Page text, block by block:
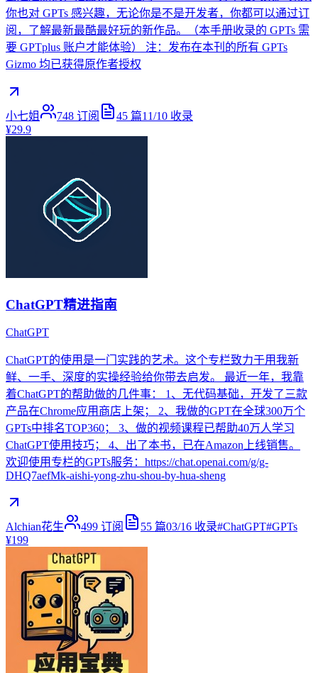
你也对 GPTs 感兴趣，无论你是不是开发者，你都可以通过订
阅，了解最新最酷最好玩的新作品。（本手册收录的 GPTs 需
要 GPTplus 账户才能体验） 注：发布在本刊的所有 GPTs
Gizmo 均已获得原作者授权
小七姐 748 订阅 45 篇11/10 收录
¥29.9
ChatGPT精进指南
ChatGPT
ChatGPT的使用是一门实践的艺术。这个专栏致力于用我新
鲜、一手、深度的实操经验给你带去启发。 最近一年，我靠
着ChatGPT的帮助做的几件事： 1、无代码基础，开发了三款
产品在Chrome应用商店上架； 2、我做的GPT在全球300万个
GPTs中排名TOP360； 3、做的视频课程已帮助40万人学习
ChatGPT使用技巧； 4、出了本书，已在Amazon上线销售。
欢迎使用专栏的GPTs服务：https://chat.openai.com/g/g-
DHQ7aefMk-aishi-yong-zhu-shou-by-hua-sheng
Alchian花生 499 订阅 55 篇03/16 收录#ChatGPT#GPTs
¥199